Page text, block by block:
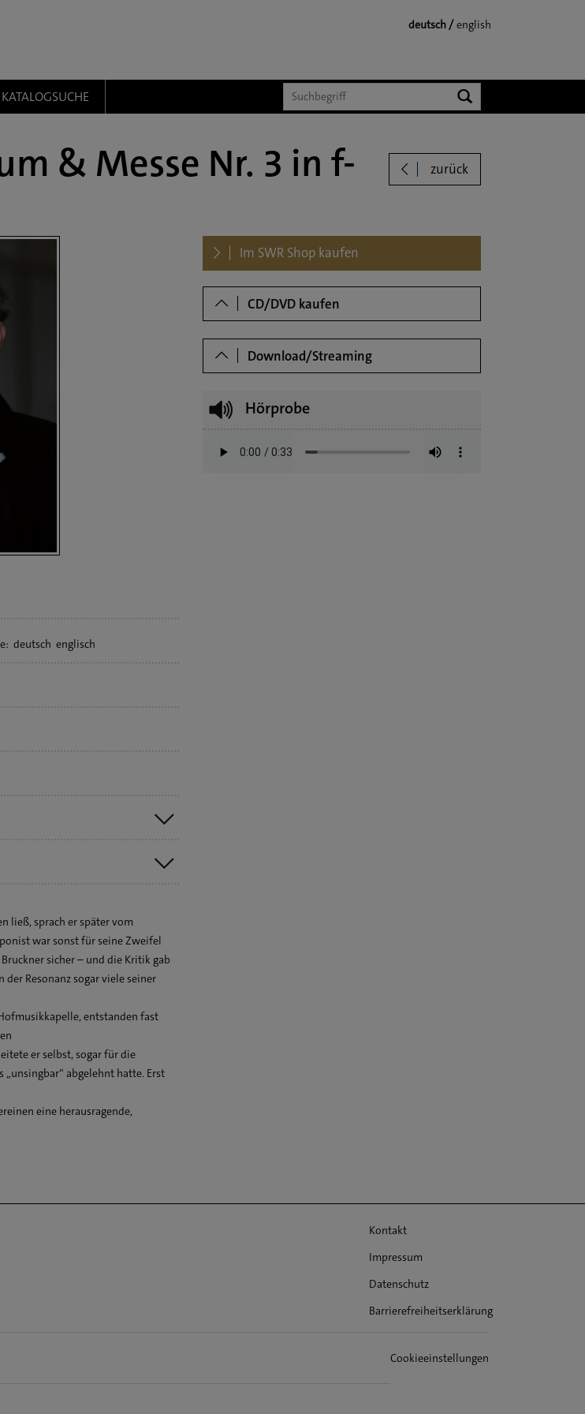
deutsch
english
KATALOGSUCHE
zurück
& Messe Nr. 3 in f-
deutsch englisch
28 **
ließ, sprach er später vom
war sonst für seine Zweifel
sicher – und die Kritik gab
Resonanz sogar viele seiner
entstanden fast
er selbst, sogar für die
„unsingbar“ abgelehnt hatte. Erst
eine herausragende,
DowloadsIm SWR Shop kaufen
CD/DVD kaufen
Download/Streaming
Hörprobe
Kontakt
Impressum
Datenschutz
Barrierefreiheitserklärung
Cookieeinstellungen